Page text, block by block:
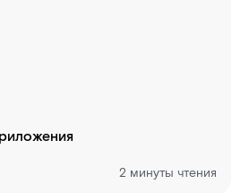
2 минуты чтения